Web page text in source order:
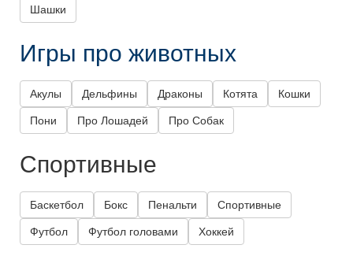
Шашки
Игры про животных
Акулы Дельфины Драконы Котята Кошки
Пони Про Лошадей Про Собак
Спортивные
Баскетбол Бокс Пенальти Спортивные
Футбол Футбол головами Хоккей